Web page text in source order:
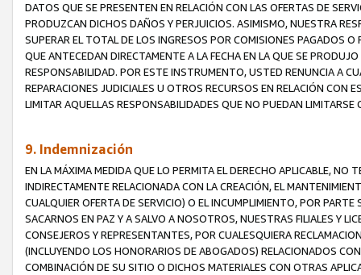
DATOS QUE SE PRESENTEN EN RELACIÓN CON LAS OFERTAS DE
PRODUZCAN DICHOS DAÑOS Y PERJUICIOS. ASIMISMO, NUESTRA
SUPERAR EL TOTAL DE LOS INGRESOS POR COMISIONES PAGADOS
QUE ANTECEDAN DIRECTAMENTE A LA FECHA EN LA QUE SE
RESPONSABILIDAD. POR ESTE INSTRUMENTO, USTED RENUNCIA A
REPARACIONES JUDICIALES U OTROS RECURSOS EN RELACIÓN CON
LIMITAR AQUELLAS RESPONSABILIDADES QUE NO PUEDAN LIMITARSE
9. Indemnización
EN LA MÁXIMA MEDIDA QUE LO PERMITA EL DERECHO APLICABLE,
INDIRECTAMENTE RELACIONADA CON LA CREACIÓN, EL
CUALQUIER OFERTA DE SERVICIO) O EL INCUMPLIMIENTO, POR
SACARNOS EN PAZ Y A SALVO A NOSOTROS, NUESTRAS FILIALES Y
CONSEJEROS Y REPRESENTANTES, POR CUALESQUIERA
(INCLUYENDO LOS HONORARIOS DE ABOGADOS) RELACIONADOS
COMBINACIÓN DE SU SITIO O DICHOS MATERIALES CON OTRAS